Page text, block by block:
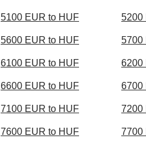
5100 EUR to HUF 5200
5600 EUR to HUF 5700
6100 EUR to HUF 6200
6600 EUR to HUF 6700
7100 EUR to HUF 7200
7600 EUR to HUF 7700